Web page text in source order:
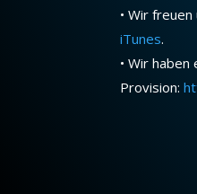
• Wir
iTunes.
• Wir
Provision: